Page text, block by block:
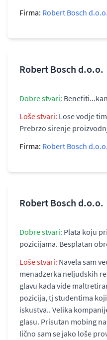
Firma: Robert Bosch d.o.o.
Robert Bosch d.o.o.
Dobre stvari:
Loše stvari: Lose vodje
Prebrzo sirenje
Firma: Robert Bosch d.o.o.
Robert Bosch d.o.o.
Dobre stvari: Plata koju
pozicijama. Besplatan
Loše stvari: Navela sam
menadzerka neljudskih
glavu kada vide
pozicija, tj studentima
iskustva.. Velika
glasu. Prisutan mobing
lično sam se jako loše